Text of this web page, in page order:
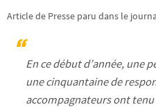
Article de Presse paru dans le
En ce début d’année, une
une cinquantaine de
accompagnateurs ont tenu